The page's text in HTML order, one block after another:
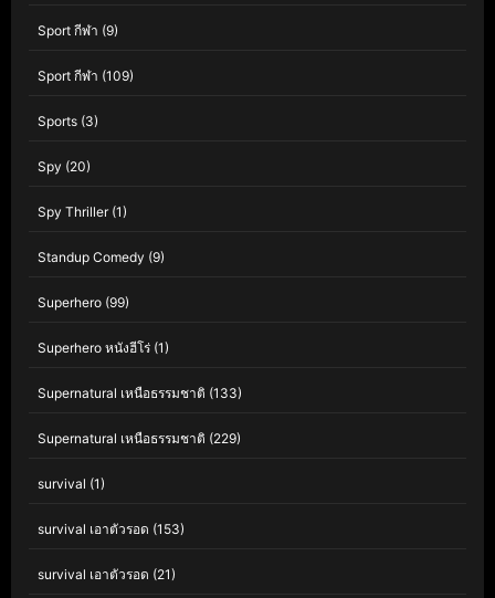
Sport กีฬา (9)
Sport กีฬา (109)
Sports (3)
Spy (20)
Spy Thriller(1)
Standup Comedy (9)
Superhero (99)
Superhero หนังฮีโร่ (1)
Supernatural เหนือธรรมชาติ (133)
Supernatural เหนือธรรมชาติ (229)
survival (1)
survival เอาตัวรอด (153)
survival เอาตัวรอด (21)